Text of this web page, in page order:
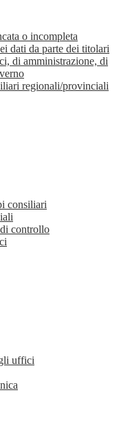
o incompleta
dati da parte dei titolari
di amministrazione, di
regionali/provinciali
consiliari
controllo
uffici